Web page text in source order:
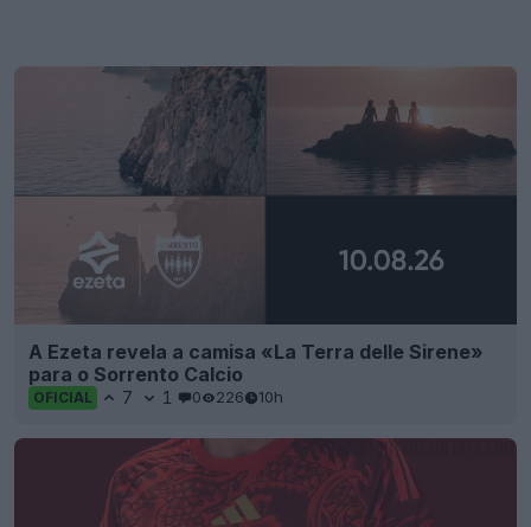
A Ezeta revela a camisa «La Terra delle Sirene»
para o Sorrento Calcio
OFICIAL 7 1 0 226 10h